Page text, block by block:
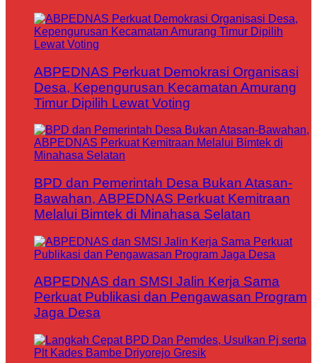
ABPEDNAS Perkuat Demokrasi Organisasi
Desa, Kepengurusan Kecamatan Amurang
Timur Dipilih Lewat Voting
BPD dan Pemerintah Desa Bukan Atasan-
Bawahan, ABPEDNAS Perkuat Kemitraan
Melalui Bimtek di Minahasa Selatan
ABPEDNAS dan SMSI Jalin Kerja Sama
Perkuat Publikasi dan Pengawasan Program
Jaga Desa